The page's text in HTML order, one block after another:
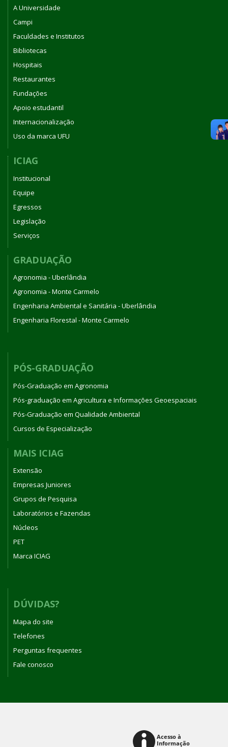
A Universidade
Campi
Faculdades e Institutos
Bibliotecas
Hospitais
Restaurantes
Fundações
Apoio estudantil
Internacionalização
Uso da marca UFU
ICIAG
Institucional
Equipe
Egressos
Legislação
Serviços
GRADUAÇÃO
Agronomia - Uberlândia
Agronomia - Monte Carmelo
Engenharia Ambiental e Sanitária - Uberlândia
Engenharia Florestal - Monte Carmelo
PÓS-GRADUAÇÃO
Pós-Graduação em Agronomia
Pós-graduação em Agricultura e Informações Geoespaciais
Pós-Graduação em Qualidade Ambiental
Cursos de Especialização
MAIS ICIAG
Extensão
Empresas Juniores
Grupos de Pesquisa
Laboratórios e Fazendas
Núcleos
PET
Marca ICIAG
DÚVIDAS?
Mapa do site
Telefones
Perguntas frequentes
Fale conosco